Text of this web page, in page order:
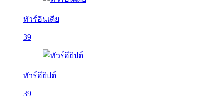
ทัวร์อินเดีย
39
ทัวร์อียิปต์
39